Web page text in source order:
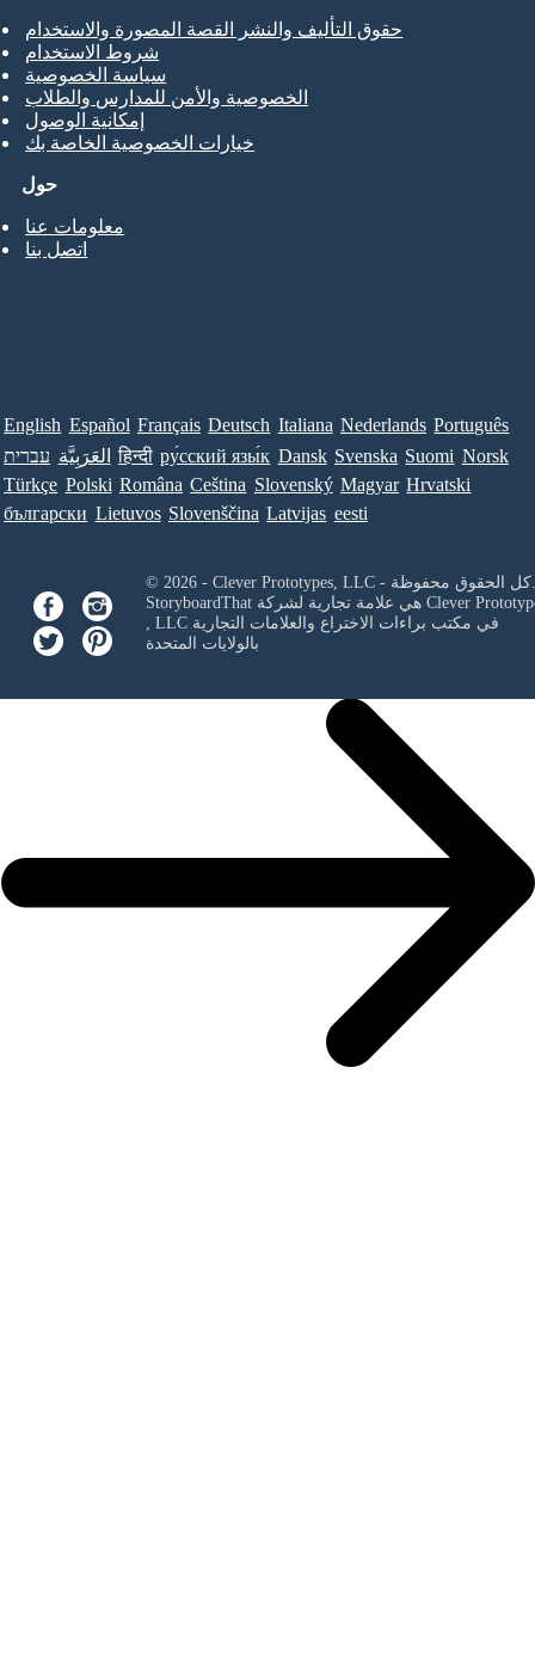
حول
معلومات عنا
اتصل بنا
حقوق التأليف والنشر القصة المصورة والاستخدام
شروط الاستخدام
سياسة الخصوصية
الخصوصية والأمن للمدارس والطلاب
إمكانية الوصول
خيارات الخصوصية الخاصة بك
English Español Français Deutsch Italiana Nederlands Português
עברית العَرَبِيَّة हिन्दी ру́сский язы́к Dansk Svenska Suomi Norsk
Türkçe Polski Româna Ceština Slovenský Magyar Hrvatski
български Lietuvos Slovenščina Latvijas eesti
© 2026 - Clever Prototypes, LLC - كل الحقوق محفوظة.
StoryboardThat هي علامة تجارية لشركة Clever
, LLCفي مكتب براءات الاختراع والعلامات التجارية
بالولايات المتحدة